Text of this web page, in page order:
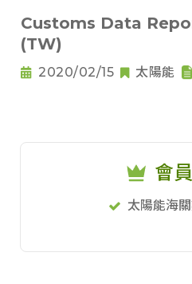
Customs Data
(TW)
2020/02/15 太陽能
會
太陽能海